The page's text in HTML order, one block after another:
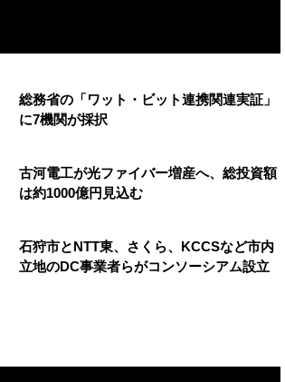
総務省の「ワット・ビット連携関連実証」
に7機関が採択
古河電工が光ファイバー増産へ、総投資額
は約1000億円見込む
石狩市とNTT東、さくら、KCCSなど市内
立地のDC事業者らがコンソーシアム設立